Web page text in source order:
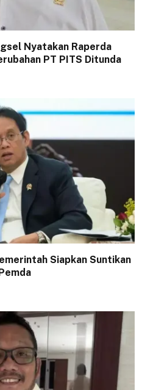
Nyatakan Raperda
PT PITS Ditunda
Siapkan Suntikan